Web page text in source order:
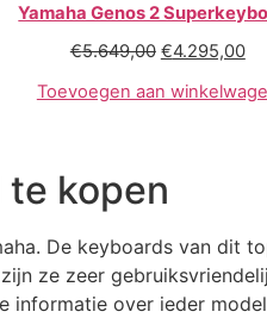
Yamaha Genos 2
€5.649,00 €4.295,00
Toevoegen aan
te kopen
De keyboards van dit
ze zeer
informatie over ieder